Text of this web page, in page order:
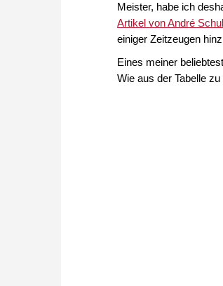
Meister, habe ich
Artikel von André
einiger Zeitzeugen
Eines meiner
Wie aus der Tabelle